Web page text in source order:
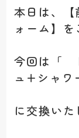
本日は、
ォーム】を
今回は「
ュ+シャワ
に交換いた